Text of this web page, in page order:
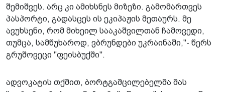
შემიშვეს. არც კი ამიხსნეს მიზეზი. გამომართვეს
პასპორტი, გადასცეს ის ეკიპაჟის მეთაურს. მე
ავუხსენი, რომ მიხეილ სააკაშვილთან ჩამოვედი,
თუმცა, სამწუხაროდ, ვბრუნდები უკრაინაში,"- წერს
გრუშოვეცი "ფეისბუქში".
ადვოკატის თქმით, ბორტგამცილებელმა მას